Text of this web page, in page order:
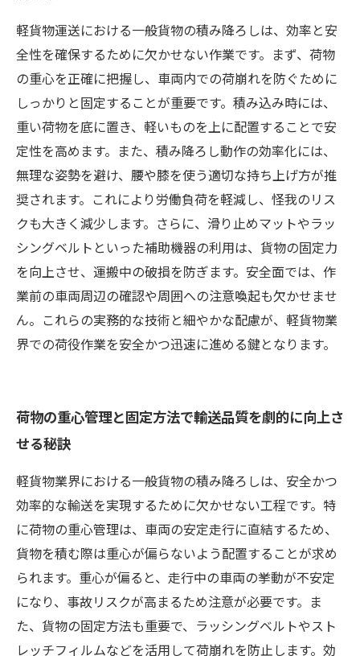
軽貨物運送における一般貨物の積み降ろしは、効率と安
全性を確保するために欠かせない作業です。まず、荷物
の重心を正確に把握し、車両内での荷崩れを防ぐために
しっかりと固定することが重要です。積み込み時には、
重い荷物を底に置き、軽いものを上に配置することで安
定性を高めます。また、積み降ろし動作の効率化には、
無理な姿勢を避け、腰や膝を使う適切な持ち上げ方が推
奨されます。これにより労働負荷を軽減し、怪我のリス
クも大きく減少します。さらに、滑り止めマットやラッ
シングベルトといった補助機器の利用は、貨物の固定力
を向上させ、運搬中の破損を防ぎます。安全面では、作
業前の車両周辺の確認や周囲への注意喚起も欠かせませ
ん。これらの実務的な技術と細やかな配慮が、軽貨物業
界での荷役作業を安全かつ迅速に進める鍵となります。
荷物の重心管理と固定方法で輸送品質を劇的に向上さ
せる秘訣
軽貨物業界における一般貨物の積み降ろしは、安全かつ
効率的な輸送を実現するために欠かせない工程です。特
に荷物の重心管理は、車両の安定走行に直結するため、
貨物を積む際は重心が偏らないよう配置することが求め
られます。重心が偏ると、走行中の車両の挙動が不安定
になり、事故リスクが高まるため注意が必要です。ま
た、貨物の固定方法も重要で、ラッシングベルトやスト
レッチフィルムなどを活用して荷崩れを防止します。効